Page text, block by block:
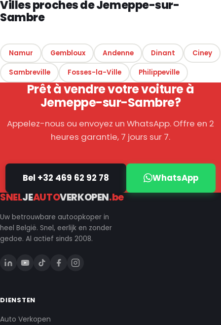
Villes proches de Jemeppe-sur-
Sambre
Namur Gembloux Andenne Dinant Ciney
Sambreville Fosses-la-Ville Philippeville
Prêt à vendre votre voiture à
Jemeppe-sur-Sambre?
Appelez-nous ou envoyez un WhatsApp. Offre en 2
heures garantie, 7 jours sur 7.
Bel +32 469 62 92 78 WhatsApp
SNELJEAUTOVERKOPEN.be
Uw betrouwbare autoopkoper in
heel België. Snel, eerlijk en zonder
gedoe. Al actief sinds 2008.
DIENSTEN
Auto Verkopen